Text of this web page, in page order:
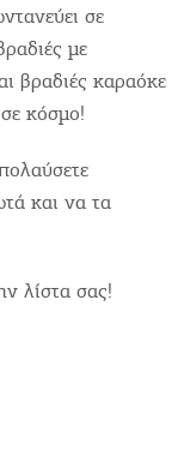
σε
με
βραδιές καραόκε
κόσμο!
και να τα
λίστα σας!